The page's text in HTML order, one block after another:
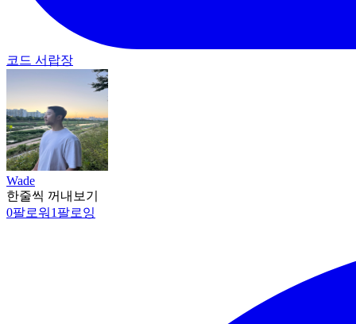
코드 서랍장
Wade
한줄씩 꺼내보기
0팔로워 1 팔로잉